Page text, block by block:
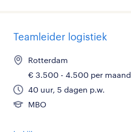
Teamleider logistiek
Rotterdam
€ 3.500 - 4.500 per maand
40 uur, 5 dagen p.w.
MBO